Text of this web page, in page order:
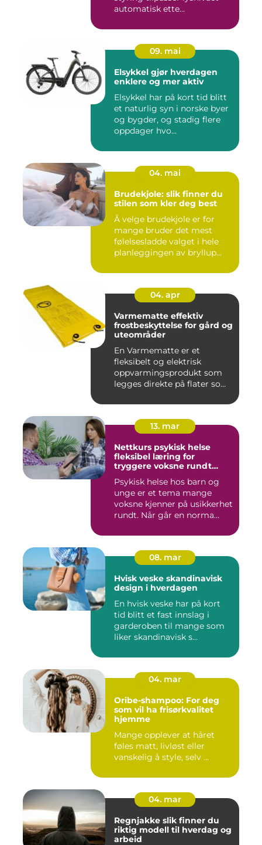
automatisk ette...
09. mai
Elsykkel gjør hverdagen
enklere og mer aktiv
Elsykkel har på kort tid blitt
et naturlig syn i norske byer
og bygder, og stadig flere
oppdager hvo...
04. mai
Brudekjole: slik finner du
stilen som kler deg best
Å velge brudekjole er for
mange bruder det mest
følelsesladde valget i hele
planleggingen av bryllup...
04. apr
Varmematte effektiv
frostbeskyttelse for gård og
uteområder
En Varmematte er et
fleksibelt og elektrisk
oppvarmingsprodukt som
legges direkte på flater som
13. mar
Nettkurs psykisk helse
fleksibel læring for
tryggere voksne rundt
Psykisk helse hos barn og
unge er et tema mange
voksne kjenner på usikkerhet
rundt. Når går en norma...
08. mar
Hvisk veske skandinavisk
design i hverdagen
En hvisk veske har på kort
tid blitt et fast innslag i
garderoben til mange som
liker skandinavisk s...
04. mar
Oribe-shampoo: For deg
som vil ha frisørkvalitet
hjemme
Mange opplever at håret
føles matt, livløst eller
vanskelig å style, selv ...
04. mar
Regnjakke slik finner du
riktig modell til hverdag og
arbeid